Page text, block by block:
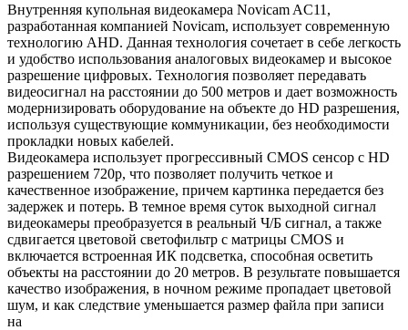
Внутренняя купольная видеокамера Novicam AC11,
разработанная компанией Novicam, использует современную
технологию AHD. Данная технология сочетает в себе легкость
и удобство использования аналоговых видеокамер и высокое
разрешение цифровых. Технология позволяет передавать
видеосигнал на расстоянии до 500 метров и дает возможность
модернизировать оборудование на объекте до HD разрешения,
используя существующие коммуникации, без необходимости
прокладки новых кабелей.
Видеокамера использует прогрессивный CMOS сенсор с HD
разрешением 720p, что позволяет получить четкое и
качественное изображение, причем картинка передается без
задержек и потерь. В темное время суток выходной сигнал
видеокамеры преобразуется в реальный Ч/Б сигнал, а также
сдвигается цветовой светофильтр с матрицы CMOS и
включается встроенная ИК подсветка, способная осветить
объекты на расстоянии до 20 метров. В результате повышается
качество изображения, в ночном режиме пропадает цветовой
шум, и как следствие уменьшается размер файла при записи
на